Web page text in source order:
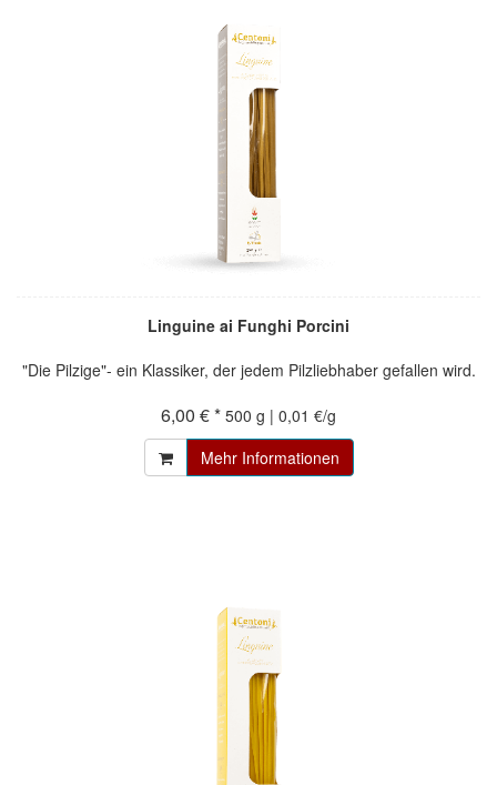
Linguine ai Funghi Porcini
"Die Pilzige"- ein Klassiker, der jedem Pilzliebhaber gefallen wird.
6,00 € * 500 g | 0,01 €/g
Mehr Informationen